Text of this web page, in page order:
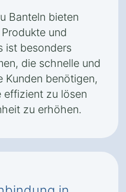
Banteln bieten
und
ist besonders
die schnelle und
Kunden benötigen,
effizient zu lösen
zu erhöhen.